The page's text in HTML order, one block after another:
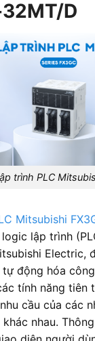
D
trình PLC
Mitsubishi
lập trình
Electric,
động hóa
tính năng tiên
cầu của các
nhau.